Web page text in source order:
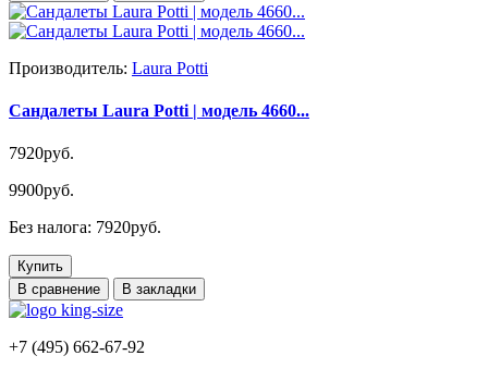
Производитель: Laura Potti
Сандалеты Laura Potti | модель 4660...
7920руб.
9900руб.
Без налога: 7920руб.
Купить
В сравнение
В закладки
+7 (495) 662-67-92